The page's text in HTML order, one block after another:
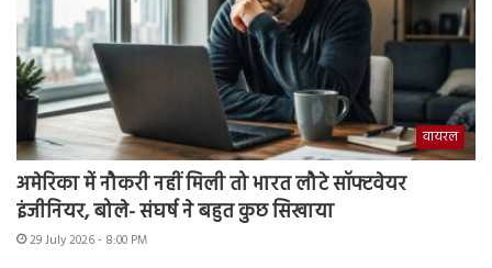
वायरल
अमेरिका में नौकरी नहीं मिली तो भारत लौटे सॉफ्टवेयर
इंजीनियर, बोले- संघर्ष ने बहुत कुछ सिखाया
29 July 2026 - 8:00 PM